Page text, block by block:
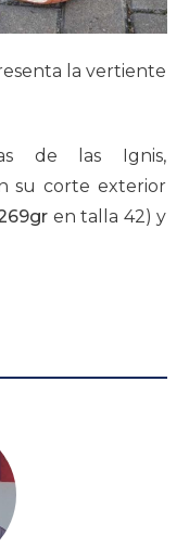
la vertiente
de las Ignis,
su corte exterior
en talla 42) y